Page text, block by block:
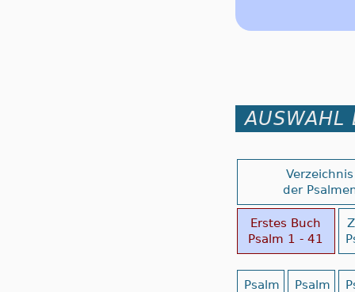
AUSWAHL
Verzeichnis
der
Erstes Buch
Psalm 1 - 41
Psalm
Psalm